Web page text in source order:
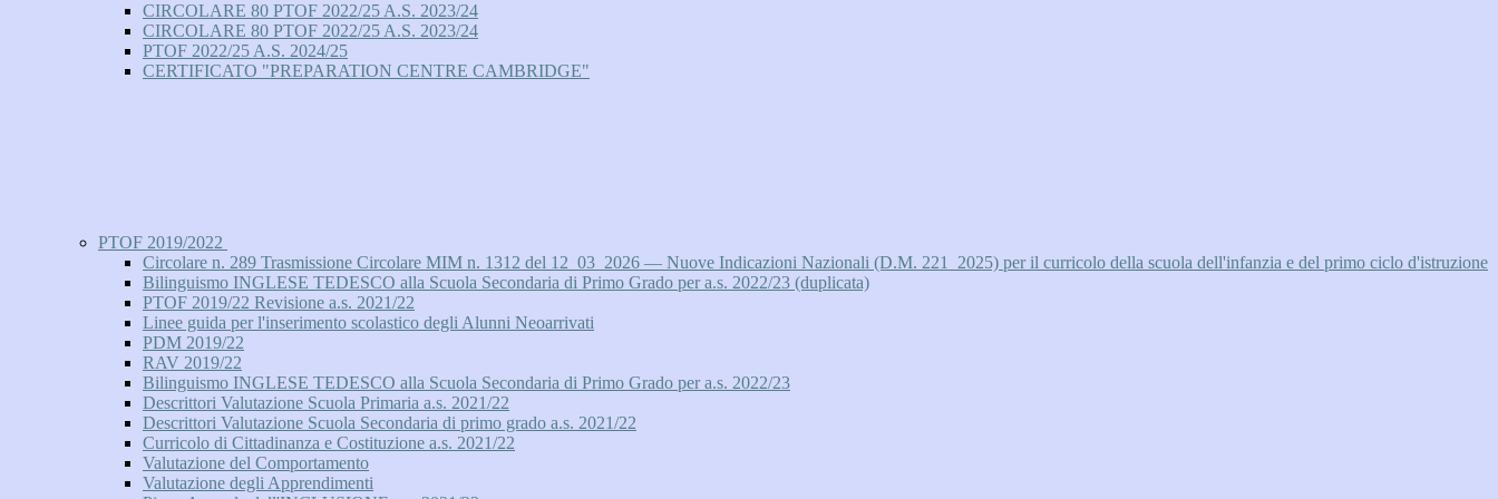
CIRCOLARE 80 PTOF 2022/25 A.S. 2023/24
CIRCOLARE 80 PTOF 2022/25 A.S. 2023/24
PTOF 2022/25 A.S. 2024/25
CERTIFICATO "PREPARATION CENTRE CAMBRIDGE"
PTOF 2019/2022
Circolare n. 289 Trasmissione Circolare MIM n. 1312 del 12_03_2026 — Nuove Indicazioni Nazionali (D.M. 221_2025) per il curricolo della scuola dell'infanzia e del primo ciclo d'istruzione
Bilinguismo INGLESE TEDESCO alla Scuola Secondaria di Primo Grado per a.s. 2022/23 (duplicata)
PTOF 2019/22 Revisione a.s. 2021/22
Linee guida per l'inserimento scolastico degli Alunni Neoarrivati
PDM 2019/22
RAV 2019/22
Bilinguismo INGLESE TEDESCO alla Scuola Secondaria di Primo Grado per a.s. 2022/23
Descrittori Valutazione Scuola Primaria a.s. 2021/22
Descrittori Valutazione Scuola Secondaria di primo grado a.s. 2021/22
Curricolo di Cittadinanza e Costituzione a.s. 2021/22
Valutazione del Comportamento
Valutazione degli Apprendimenti